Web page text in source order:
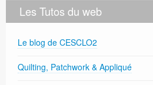
Les Tutos du web
Le blog de CESCLO2
Quilting, Patchwork & Appliqué